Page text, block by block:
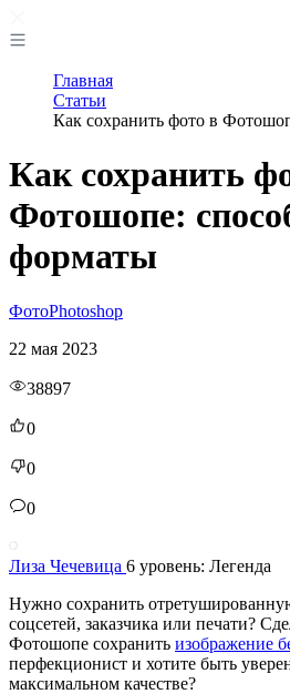
Главная
Статьи
Как сохранить фото в
Как сохранить
Фотошопе:
форматы
ФотоPhotoshop
22 мая 2023
38897
0
0
0
Лиза Чечевица 6 уровень: Легенда
Нужно сохранить
соцсетей, заказчика или печати?
Фотошопе сохранить изображение
перфекционист и хотите быть
максимальном качестве?